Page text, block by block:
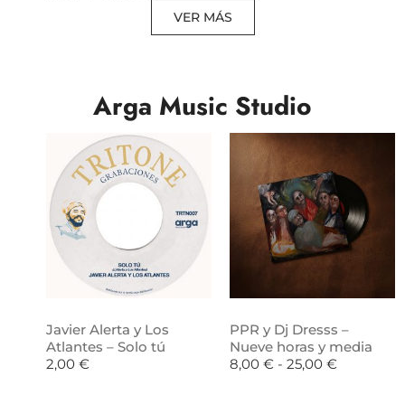
VER MÁS
Arga Music Studio
Javier Alerta y Los
Atlantes – Solo tú
2,00 €
PPR y Dj Dresss –
Nueve horas y media
8,00 € - 25,00 €